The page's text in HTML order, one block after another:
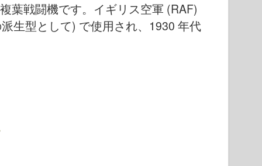
葉戦闘機です。イギリス空軍 (RAF)
生型として) で使用され、1930 年代